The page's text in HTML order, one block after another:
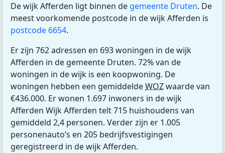
De wijk Afferden ligt binnen de gemeente Druten. De
meest voorkomende postcode in de wijk Afferden is
postcode 6654.
Er zijn 762 adressen en 693 woningen in de wijk
Afferden in de gemeente Druten. 72% van de
woningen in de wijk is een koopwoning. De
woningen hebben een gemiddeldeWOZwaarde van
€436.000. Er wonen 1.697 inwoners in de wijk
Afferden Wijk Afferden telt 715 huishoudens van
gemiddeld 2,4 personen. Verder zijn er 1.005
personenauto’s en 205 bedrijfsvestigingen
geregistreerd in de wijk Afferden.